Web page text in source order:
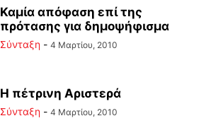
Καμία απόφαση επί της
πρότασης για δημοψήφισμα
Σύνταξη - 4 Μαρτίου, 2010
Η πέτρινη Αριστερά
Σύνταξη - 4 Μαρτίου, 2010